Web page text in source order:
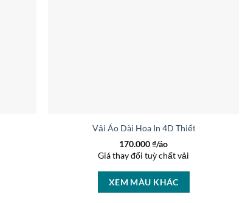
Kế 2026 AD ML412Vải Áo Dài Hoa In 4D Thiết Kế 2026 AD
170.000₫/áo
Giá thay đổi tuỳ chất vải
XEM MÀU KHÁC